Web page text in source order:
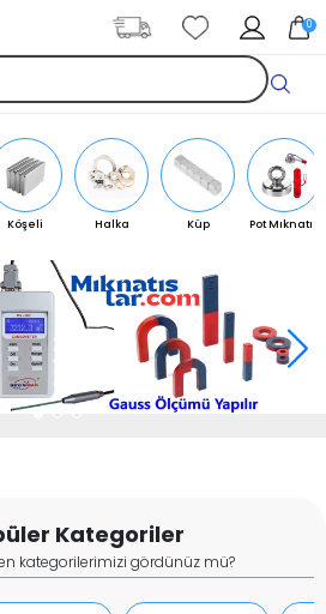
0
Köşeli
Halka
Küp
Pot Mıknatıs
Kategoriler
kategorilerimizi gördünüz mü?